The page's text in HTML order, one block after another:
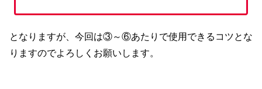
となりますが、今回は③～⑥あたりで使用できるコツとな
りますのでよろしくお願いします。